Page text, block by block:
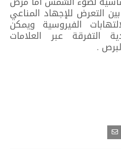
التعرض للإجهاد المناعي
الفيروسية ويمكن
التفرقة عبر العلامات
.